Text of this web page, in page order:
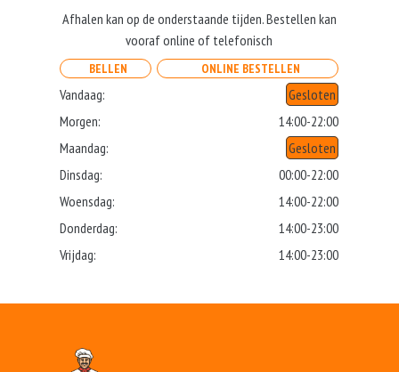
Afhalen kan op de onderstaande tijden. Bestellen kan
vooraf online of telefonisch
BELLEN ONLINE BESTELLEN
Vandaag:
Gesloten
Morgen:
14:00-22:00
Maandag:
Gesloten
Dinsdag:
00:00-22:00
Woensdag:
14:00-22:00
Donderdag:
14:00-23:00
Vrijdag:
14:00-23:00